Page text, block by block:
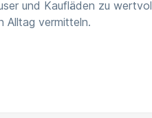
und Kaufläden zu
Alltag vermitteln.